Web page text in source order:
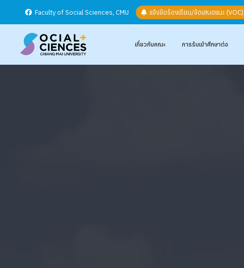
Faculty of Social Sciences, CMU แจ้งข้อร้องเรียน/ข้อเสนอแนะ (VOC)
เกี่ยวกับคณะ การรับเข้าศึกษาต่อ